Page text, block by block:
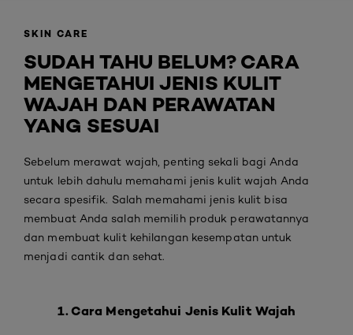
SKIN CARE
SUDAH TAHU BELUM? CARA
MENGETAHUI JENIS KULIT
WAJAH DAN PERAWATAN
YANG SESUAI
Sebelum merawat wajah, penting sekali bagi Anda
untuk lebih dahulu memahami jenis kulit wajah Anda
secara spesifik. Salah memahami jenis kulit bisa
membuat Anda salah memilih produk perawatannya
dan membuat kulit kehilangan kesempatan untuk
menjadi cantik dan sehat.
1. Cara Mengetahui Jenis Kulit Wajah